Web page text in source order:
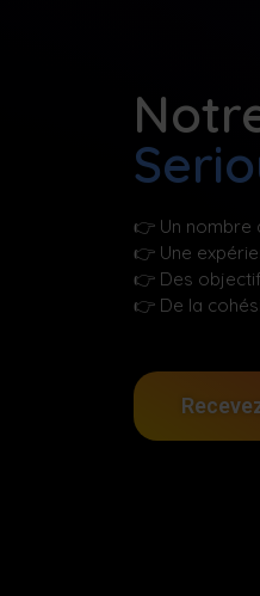
👉 Un nombre
👉 Une
👉 Des
👉 De la